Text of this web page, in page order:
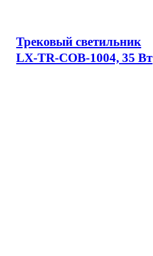
Трековый светильник
LX-TR-COB-1004, 35 Вт